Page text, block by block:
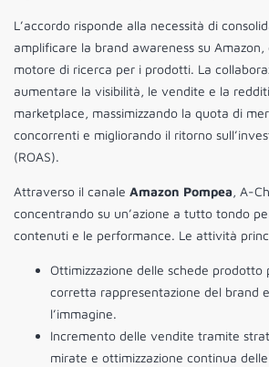
L’accordo risponde alla necessità di
amplificare la brand awareness su Amazon,
motore di ricerca per i prodotti. La
aumentare la visibilità, le vendite e la
marketplace, massimizzando la quota di
concorrenti e migliorando il ritorno
(ROAS).
Attraverso il canale Amazon Pompea, A-
concentrando su un’azione a tutto tondo
contenuti e le performance. Le attività
Ottimizzazione delle schede prodotto
corretta rappresentazione del brand
l’immagine.
Incremento delle vendite tramite
mirate e ottimizzazione continua